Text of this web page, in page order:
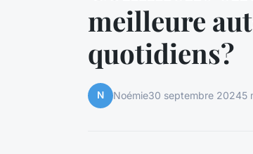
meilleure
quotidiens?
N Noémie30 septembre 20245